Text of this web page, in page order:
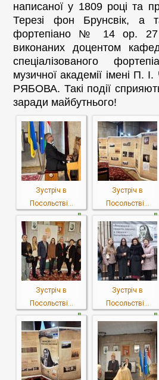
написаної у 1809 році та
Терезі фон Брунсвік, а
фортепіано № 14 op.
виконаних доцентом
спеціалізованого
музичної академії імені П.
РЯБОВА. Такі події
заради майбутнього!
Зустріч в
Посольстві...
Зустріч в
Посольстві...
Зустріч в
Посольстві...
Зустріч в
Посольстві...